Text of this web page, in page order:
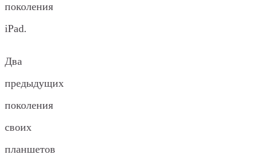
поколения
iPad.
Два
предыдущих
поколения
своих
планшетов